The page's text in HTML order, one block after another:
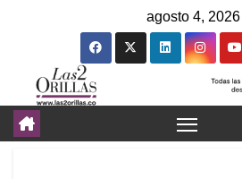
agosto 4, 2026